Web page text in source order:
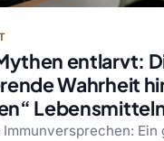
entlarvt:
Wahrheit